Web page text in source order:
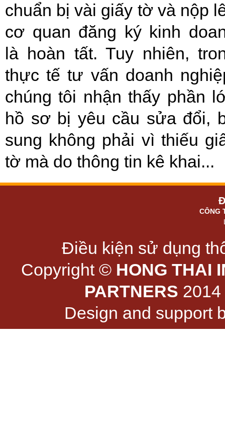
chuẩn bị vài giấy tờ và nộp
cơ quan đăng ký kinh
là hoàn tất. Tuy nhiên,
thực tế tư vấn doanh
chúng tôi nhận thấy phần
hồ sơ bị yêu cầu sửa đổi,
sung không phải vì thiếu
tờ mà do thông tin kê khai...
CÔNG
Điều kiện sử dụng
Copyright © HONG THAI
PARTNERS
Design and support